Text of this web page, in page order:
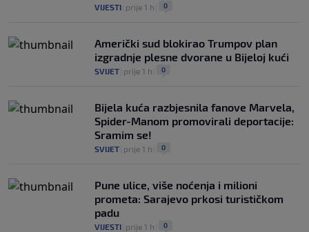
VIJESTI prije 1 h 0
Američki sud blokirao Trumpov plan
izgradnje plesne dvorane u Bijeloj kući
SVIJET prije 1 h 0
Bijela kuća razbjesnila fanove Marvela,
Spider-Manom promovirali deportacije:
Sramim se!
SVIJET prije 1 h 0
Pune ulice, više noćenja i milioni
prometa: Sarajevo prkosi turističkom
padu
VIJESTI prije 1 h 0